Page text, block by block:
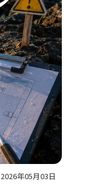
2026年05月03日